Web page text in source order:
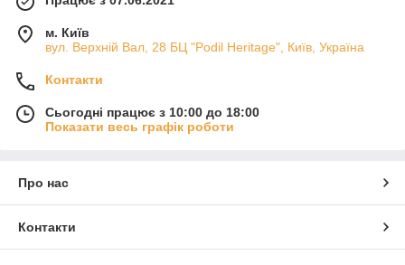
м. Київ
вул. Верхній Вал, 28 БЦ "Podil Heritage", Київ, Україна
Контакти
Сьогодні працює з 10:00 до 18:00
Показати весь графік роботи
Про нас
Контакти